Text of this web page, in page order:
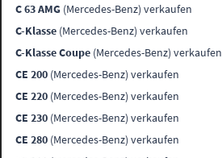
C 63 AMG (Mercedes-Benz) verkaufen
C-Klasse (Mercedes-Benz) verkaufen
C-Klasse Coupe (Mercedes-Benz) verkaufen
CE 200 (Mercedes-Benz) verkaufen
CE 220 (Mercedes-Benz) verkaufen
CE 230 (Mercedes-Benz) verkaufen
CE 280 (Mercedes-Benz) verkaufen